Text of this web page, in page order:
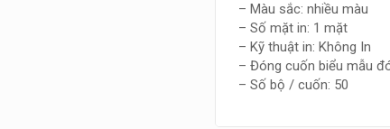
– Màu sắc: nhiều màu
– Số mặt in: 1 mặt
– Kỹ thuật in: Không In
– Đóng cuốn biểu mẫu
– Số bộ / cuốn: 50